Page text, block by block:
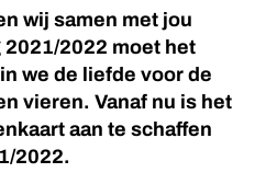
wij samen met jou
2021/2022 moet het
we de liefde voor de
vieren. Vanaf nu is het
aan te schaffen
2022.